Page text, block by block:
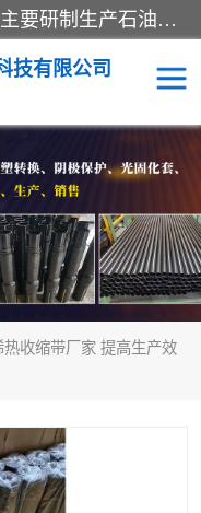
成都名腾热缩材料科技有限公司​主要研制生产石油、气钢质管道、管件的防腐、补伤、补口、市政排水、塑料检查井等用热缩套及市政排水管道不锈钢卡箍。产品包含：不锈钢卡箍、钢塑转换、光固化套、聚乙烯热收缩带、聚乙烯热收缩套、冷缠胶粘带、热收缩套、热收缩带、热收缩缠绕带、防腐热收缩带、热缩缠绕带、热缩套、热缩带等。
技有限公司
热收缩带厂家 提高生产效
缩带（开口套）
热缩套管
固化玻璃钢保护套
热缩附件